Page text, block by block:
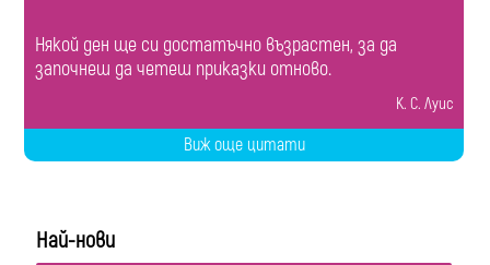
Някой ден ще си достатъчно възрастен, за да
започнеш да четеш приказки отново.
К. С. Луис
Виж още цитати
Най-нови